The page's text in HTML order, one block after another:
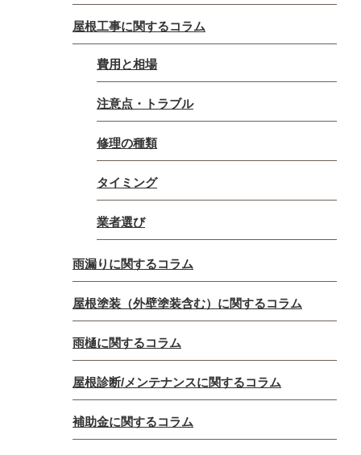
屋根工事に関するコラム
費用と相場
注意点・トラブル
修理の種類
タイミング
業者選び
雨漏りに関するコラム
屋根塗装（外壁塗装含む）に関するコラム
雨樋に関するコラム
屋根診断/メンテナンスに関するコラム
補助金に関するコラム